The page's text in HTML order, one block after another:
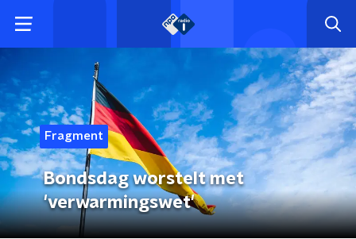
Fragment
Bondsdag worstelt met
'verwarmingswet'